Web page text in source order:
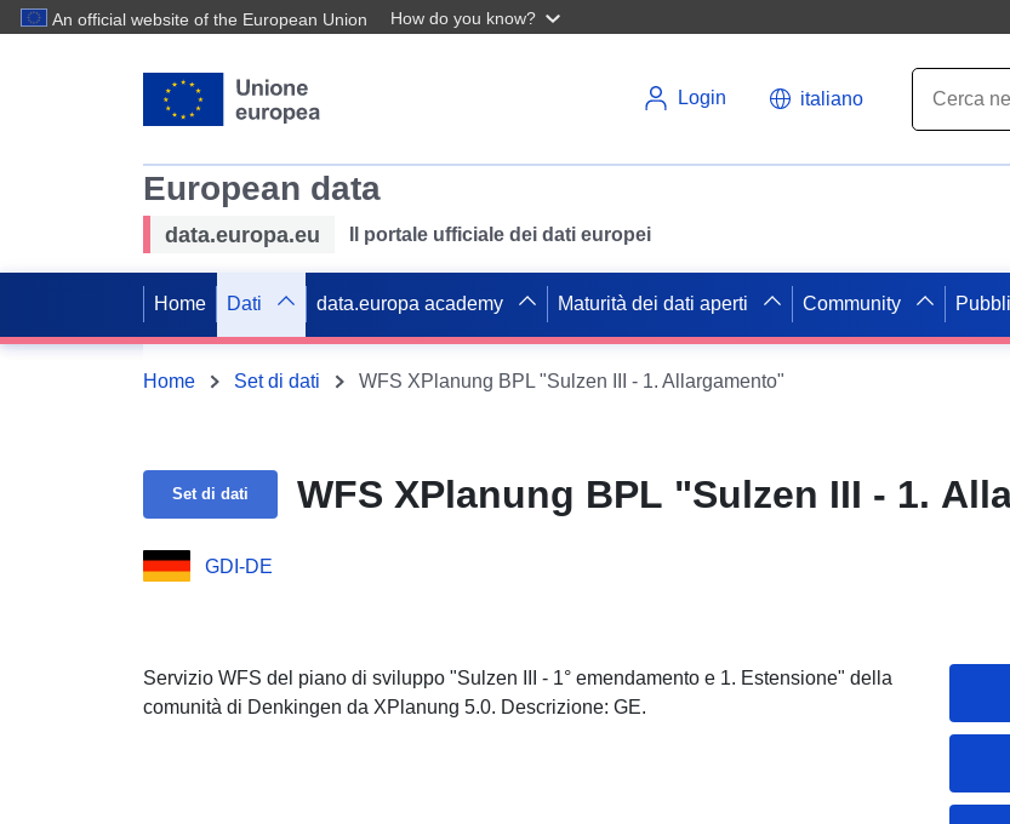
An official website of the European Union How do you know?
Login italiano
European data
data.europa.eu Il portale ufficiale dei dati europei
Home Dati data.europa academy Maturità dei dati aperti Community
Home Set di dati WFS XPlanung BPL "Sulzen III - 1. Allargamento"
Set di dati WFS XPlanung BPL "Sulzen III - 1.
GDI-DE
Servizio WFS del piano di sviluppo "Sulzen III - 1° emendamento e 1. Estensione" della
comunità di Denkingen da XPlanung 5.0. Descrizione: GE.